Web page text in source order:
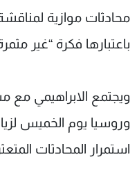
محادثات موازية
باعتبارها فكرة “غير
ويجتمع الابراهيمي مع
وروسيا يوم الخميس
استمرار المحادثات